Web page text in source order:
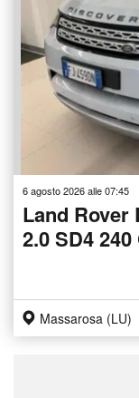
6 agosto 2026 alle 07:45
Land Rover
2.0 SD4
Massarosa (LU)